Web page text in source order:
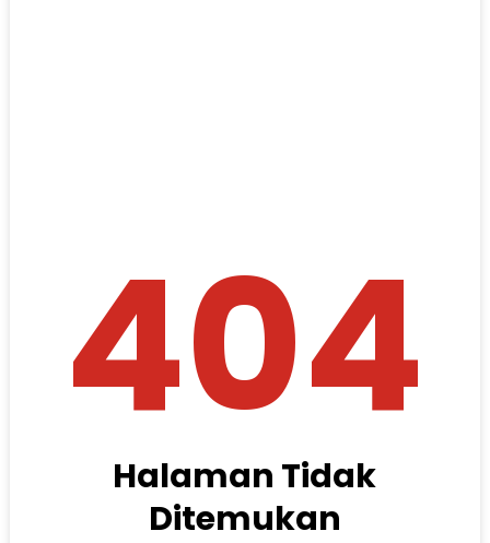
404
Halaman Tidak
Ditemukan